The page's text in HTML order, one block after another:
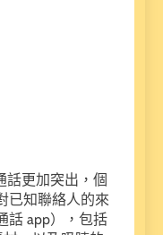
話更加突出，個
已知聯絡人的來
話 app），包括